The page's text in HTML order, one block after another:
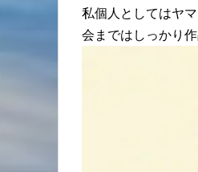
私個人としてはヤ
会まではしっかり